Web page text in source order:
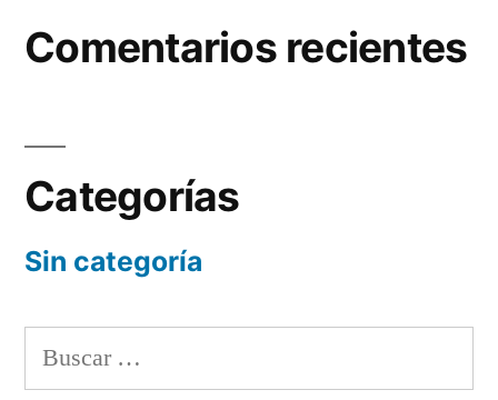
Comentarios recientes
Categorías
Sin categoría
Buscar: